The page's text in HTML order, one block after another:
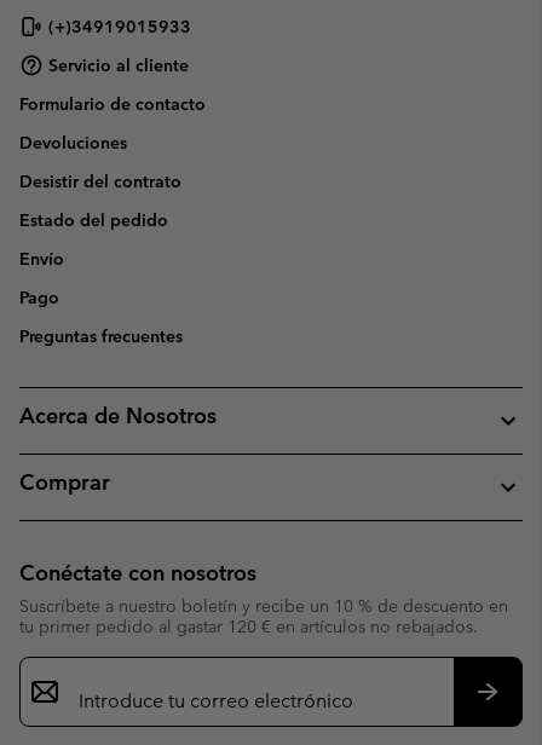
(+)34919015933
Servicio al cliente
Formulario de contacto
Devoluciones
Desistir del contrato
Estado del pedido
Envío
Pago
Preguntas frecuentes
Acerca de Nosotros
Comprar
Conéctate con nosotros
Suscríbete a nuestro boletín y recibe un 10 % de descuento en
tu primer pedido al gastar 120 € en artículos no rebajados.
Suscripción
de
correo